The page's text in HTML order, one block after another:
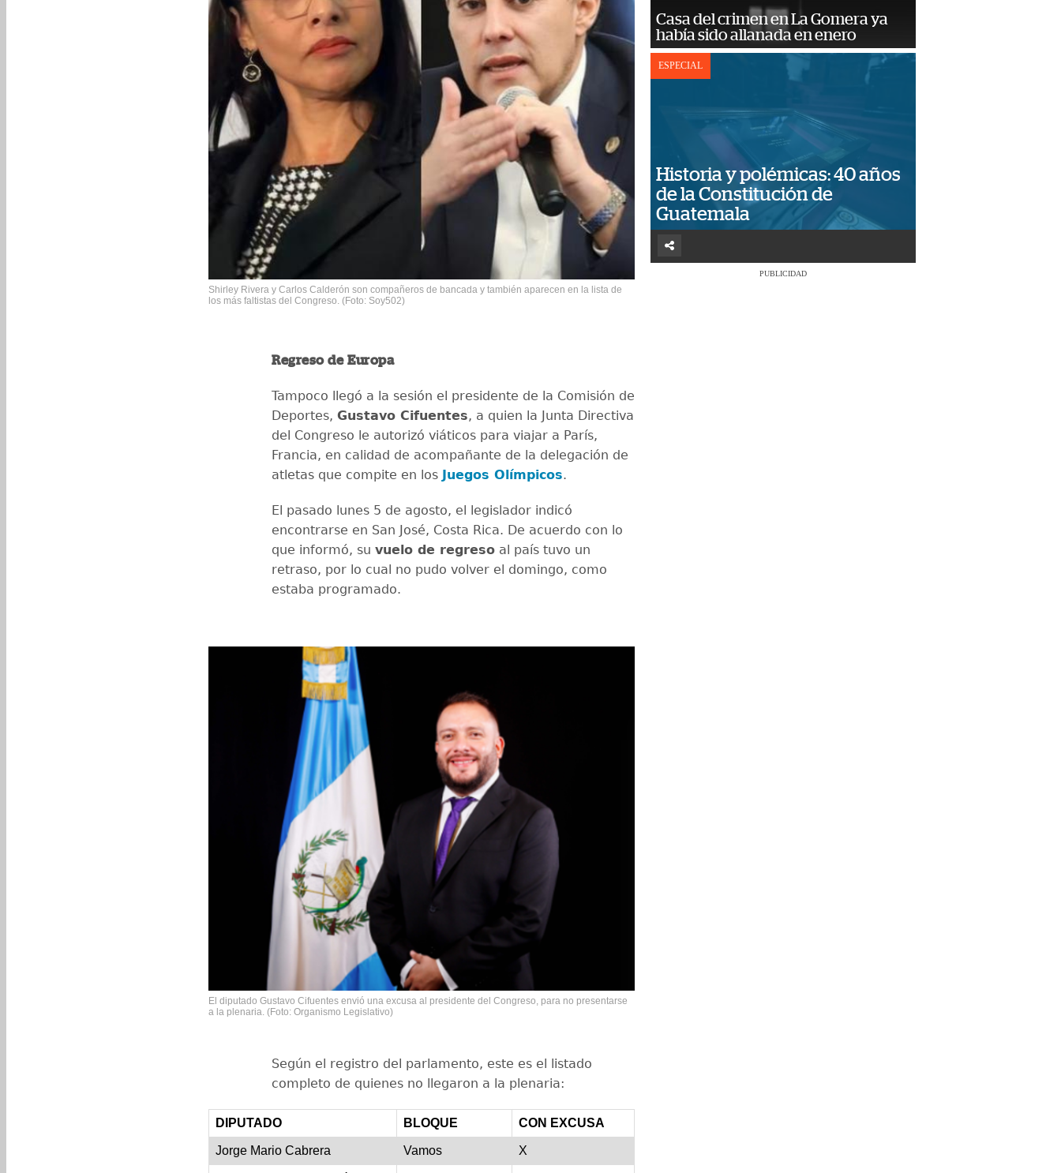
Shirley Rivera y Carlos Calderón son compañeros de bancada y también aparecen en la lista de
los más faltistas del Congreso. (Foto: Soy502)
Regreso de Europa
Tampoco llegó a la sesión el presidente de la Comisión de
Deportes, Gustavo Cifuentes, a quien la Junta Directiva
del Congreso le autorizó viáticos para viajar a París,
Francia, en calidad de acompañante de la delegación de
atletas que compite en los Juegos Olímpicos.
El pasado lunes 5 de agosto, el legislador indicó
encontrarse en San José, Costa Rica. De acuerdo con lo
que informó, su vuelo de regreso al país tuvo un
retraso, por lo cual no pudo volver el domingo, como
estaba programado.
El diputado Gustavo Cifuentes envió una excusa al presidente del Congreso, para no presentarse
a la plenaria. (Foto: Organismo Legislativo)
Según el registro del parlamento, este es el listado
completo de quienes no llegaron a la plenaria:
DIPUTADO BLOQUE CON EXCUSA
Jorge Mario Cabrera Vamos X
Casa del crimen en La Gomera ya
había sido allanada en enero
ESPECIAL
Historia y polémicas: 40 años
de la Constitución de
Guatemala
PUBLICIDAD